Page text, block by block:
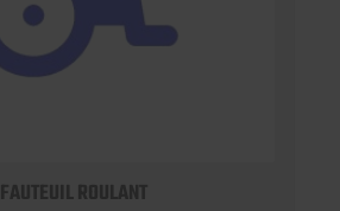
FAUTEUIL ROULANT